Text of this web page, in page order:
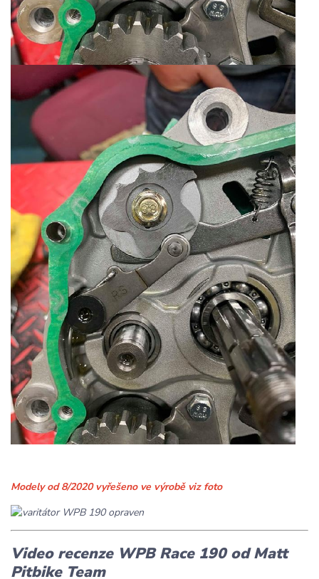
Modely od 8/2020 vyřešeno ve výrobě viz foto
Video recenze WPB Race 190 od Matt
Pitbike Team